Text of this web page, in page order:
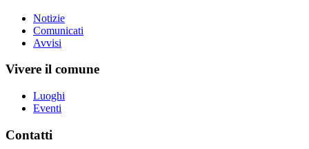
Notizie
Comunicati
Avvisi
Vivere il comune
Luoghi
Eventi
Contatti